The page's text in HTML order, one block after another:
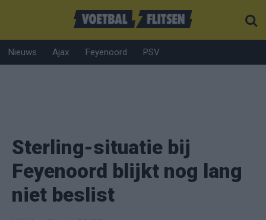
Nieuws Ajax Feyenoord PSV
Sterling-situatie bij
Feyenoord blijkt nog lang
niet beslist